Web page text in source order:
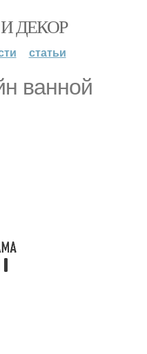
ДЕКОР
статьи
ванной